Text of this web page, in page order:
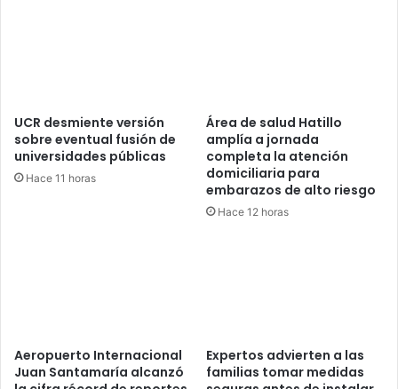
UCR desmiente versión
sobre eventual fusión de
universidades públicas
Hace 11 horas
Área de salud Hatillo
amplía a jornada
completa la atención
domiciliaria para
embarazos de alto riesgo
Hace 12 horas
Aeropuerto Internacional
Juan Santamaría alcanzó
Expertos advierten a las
familias tomar medidas